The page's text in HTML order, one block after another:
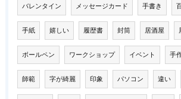
バレンタイン メッセージカード 手書き
手紙 嬉しい 履歴書 封筒 居酒屋
ボールペン ワークショップ イベント 手
師範 字が綺麗 印象 パソコン 違い